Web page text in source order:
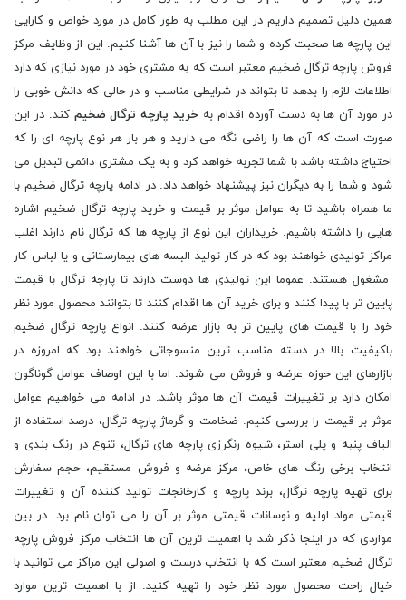
همین دلیل تصمیم داریم در این مطلب به طور کامل در مورد خواص و کارایی
این پارچه ها صحبت کرده و شما را نیز با آن ها آشنا کنیم. این از وظایف مرکز
فروش پارچه ترگال ضخیم معتبر است که به مشتری خود در مورد نیازی که دارد
اطلاعات لازم را بدهد تا بتواند در شرایطی مناسب و در حالی که دانش خوبی را
در مورد آن ها به دست آورده اقدام به خرید پارچه ترگال ضخیم کند. در این
صورت است که آن ها را راضی نگه می دارید و هر بار هر نوع پارچه ای را که
احتیاج داشته باشد با شما تجربه خواهد کرد و به یک مشتری دائمی تبدیل می
شود و شما را به دیگران نیز پیشنهاد خواهد داد. در ادامه پارچه ترگال ضخیم با
ما همراه باشید تا به عوامل موثر بر قیمت و خرید پارچه ترگال ضخیم اشاره
هایی را داشته باشیم. خریداران این نوع از پارچه ها که ترگال نام دارند اغلب
مراکز تولیدی خواهند بود که در کار تولید البسه های بیمارستانی و یا لباس کار
مشغول هستند. عموما این تولیدی ها دوست دارند تا پارچه ترگال با قیمت
پایین تر با پیدا کنند و برای خرید آن ها اقدام کنند تا بتوانند محصول مورد نظر
خود را با قیمت های پایین تر به بازار عرضه کنند. انواع پارچه ترگال ضخیم
باکیفیت بالا در دسته مناسب ترین منسوجاتی خواهند بود که امروزه در
بازارهای این حوزه عرضه و فروش می شوند. اما با این اوصاف عوامل گوناگون
امکان دارد بر تغییرات قیمت آن ها موثر باشد. در ادامه می خواهیم عوامل
موثر بر قیمت را بررسی کنیم. ضخامت و گرماژ پارچه ترگال، درصد استفاده از
الیاف پنبه و پلی استر، شیوه رنگرزی پارچه های ترگال، تنوع در رنگ بندی و
انتخاب برخی رنگ های خاص، مرکز عرضه و فروش مستقیم، حجم سفارش
برای تهیه پارچه ترگال، برند پارچه و کارخانجات تولید کننده آن و تغییرات
قیمتی مواد اولیه و نوسانات قیمتی موثر بر آن را می توان نام برد. در بین
مواردی که در اینجا ذکر شد با اهمیت ترین آن ها انتخاب مرکز فروش پارچه
ترگال ضخیم معتبر است که با انتخاب درست و اصولی این مراکز می‌ توانید با
خیال راحت محصول مورد نظر خود را تهیه کنید. از با اهمیت ترین موارد